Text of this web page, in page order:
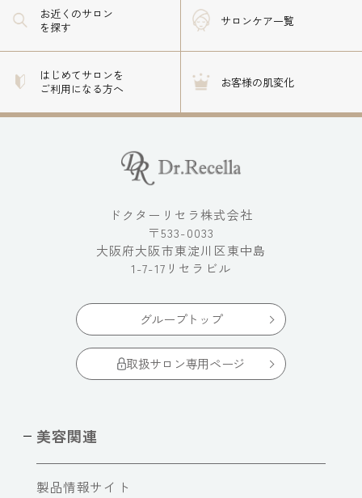
お近くのサロン
を探す
サロンケア一覧
はじめてサロンを
ご利用になる方へ
お客様の肌変化
ドクターリセラ株式会社
〒533-0033
大阪府大阪市東淀川区東中島
1-7-17リセラビル
グループトップ
取扱サロン専用ページ
美容関連
製品情報サイト